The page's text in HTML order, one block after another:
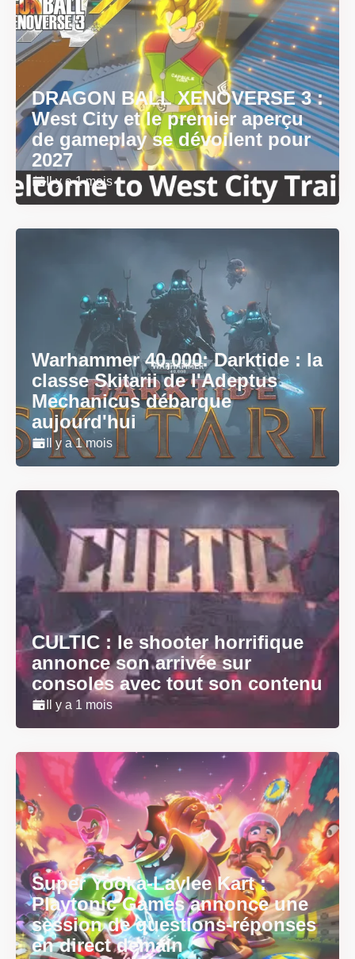
DRAGON BALL XENOVERSE 3 :
West City et le premier aperçu
de gameplay se dévoilent pour
2027
Il y a 1 mois
Warhammer 40,000: Darktide : la
classe Skitarii de l'Adeptus
Mechanicus débarque
aujourd'hui
Il y a 1 mois
CULTIC : le shooter horrifique
annonce son arrivée sur
consoles avec tout son contenu
Il y a 1 mois
Super Yooka-Laylee Kart :
Playtonic Games annonce une
session de questions-réponses
en direct demain